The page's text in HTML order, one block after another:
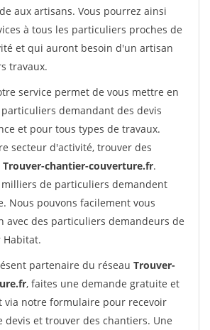
aux artisans. Vous pourrez ainsi
à tous les particuliers proches de
et qui auront besoin d'un artisan
travaux.
service permet de vous mettre en
demandant des devis
et pour tous types de travaux.
secteur d'activité, trouver des
Trouver-chantier-couverture.fr.
milliers de particuliers demandent
Nous pouvons facilement vous
avec des particuliers demandeurs de
partenaire du réseau Trouver-
, faites une demande gratuite et
via notre formulaire pour recevoir
devis et trouver des chantiers. Une